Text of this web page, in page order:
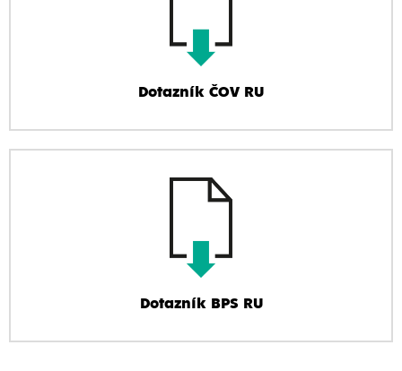
Dotazník ČOV RU
Dotazník BPS RU